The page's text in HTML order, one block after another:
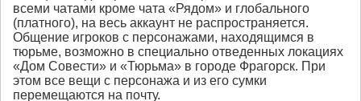
всеми чатами кроме чата «Рядом» и глобального
(платного), на весь аккаунт не распространяется.
Общение игроков с персонажами, находящимся в
тюрьме, возможно в специально отведенных локациях
«Дом Совести» и «Тюрьма» в городе Фрагорск. При
этом все вещи с персонажа и из его сумки
перемещаются на почту.